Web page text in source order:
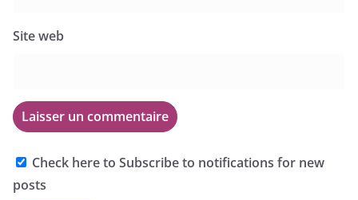
Site web
Check here to Subscribe to notifications for new
posts